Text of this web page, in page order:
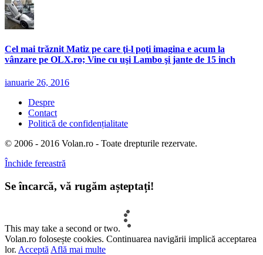
Cel mai trăznit Matiz pe care ţi-l poţi imagina e acum la
vânzare pe OLX.ro; Vine cu uşi Lambo şi jante de 15 inch
ianuarie 26, 2016
Despre
Contact
Politică de confidențialitate
© 2006 - 2016 Volan.ro - Toate drepturile rezervate.
Închide fereastră
Se încarcă, vă rugăm așteptați!
This may take a second or two.
Volan.ro folosește cookies. Continuarea navigării implică acceptarea
lor. Acceptă Află mai multe